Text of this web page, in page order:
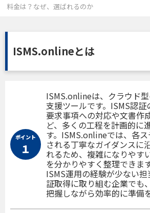
料金は？なぜ、選ばれるのか
ISMS.onlineとは
ポイント
１
ISMS.onlineは、クラウド
支援ツールです。ISMS認
要求事項への対応や文書作
ど、多くの工程を計画的に
す。ISMS.onlineでは、各
される丁寧なガイダンスに
れるため、複雑になりやす
を分かりやすく整理できま
ISMS運用の経験が少ない
証取得に取り組む企業でも
把握しながら効率的に準備